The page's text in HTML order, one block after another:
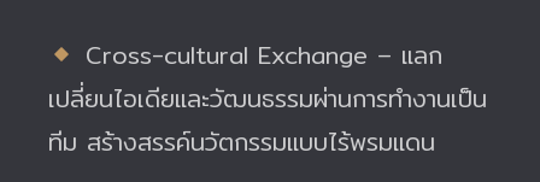
Cross-cultural Exchange – แลก
เปลี่ยนไอเดียและวัฒนธรรมผ่านการทำงานเป็น
ทีม สร้างสรรค์นวัตกรรมแบบไร้พรมแดน